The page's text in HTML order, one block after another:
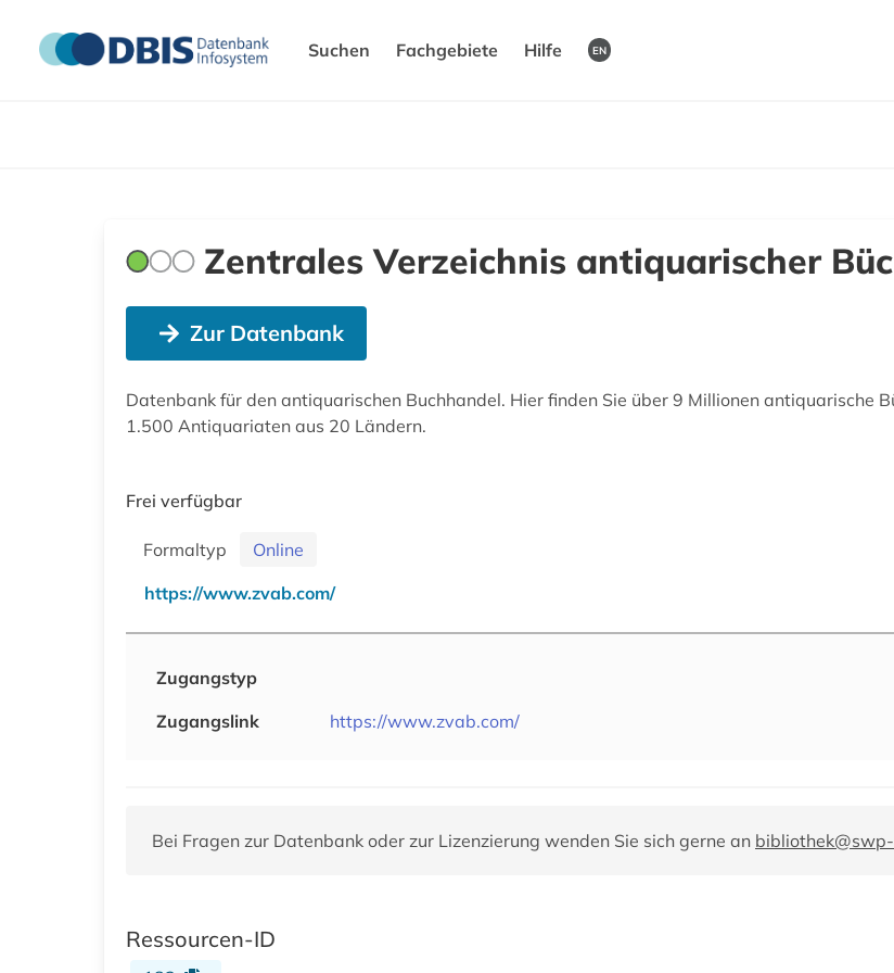
Suchen Fachgebiete Hilfe EN
Zentrales Verzeichnis antiquarischer
Zur Datenbank
Datenbank für den antiquarischen Buchhandel. Hier finden Sie über 9 Millionen antiquarische
1.500 Antiquariaten aus 20 Ländern.
Frei verfügbar
Formaltyp
Online
https://www.zvab.com/
Zugangstyp
Zugangslink
https://www.zvab.com/
Bei Fragen zur Datenbank oder zur Lizenzierung wenden Sie sich gerne an
Ressourcen-ID